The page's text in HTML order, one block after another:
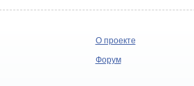
О проекте
Форум